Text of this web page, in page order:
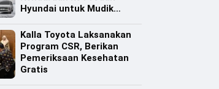
Hyundai untuk Mudik
Kalla Toyota Laksanakan
Program CSR, Berikan
Pemeriksaan Kesehatan
Gratis